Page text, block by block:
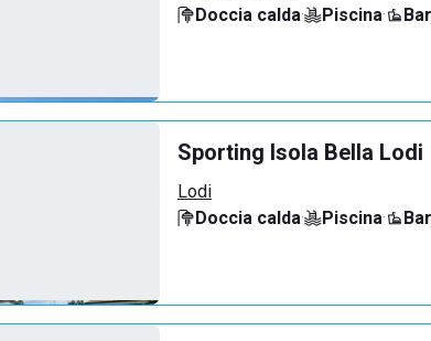
Doccia calda· Piscina· Bar
Sporting Isola Bella Lodi
Lodi
Doccia calda· Piscina· Bar